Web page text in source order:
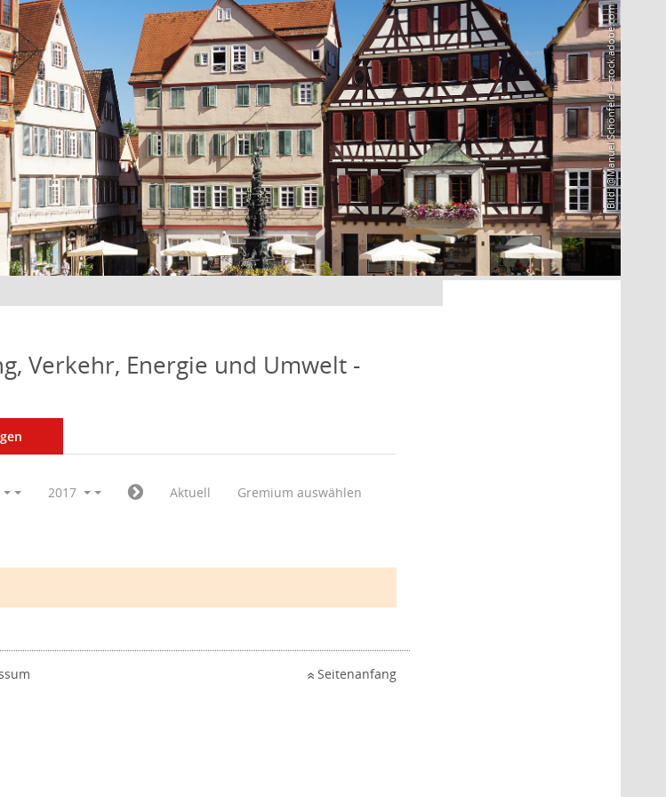
Bild: @Manuel Schönfeld – stock.adobe.com
Verkehr, Energie und Umwelt -
2017 Aktuell Gremium auswählen
Seitenanfang